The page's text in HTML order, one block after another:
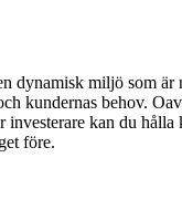
dynamisk miljö som
kundernas behov.
investerare kan du hålla
före.